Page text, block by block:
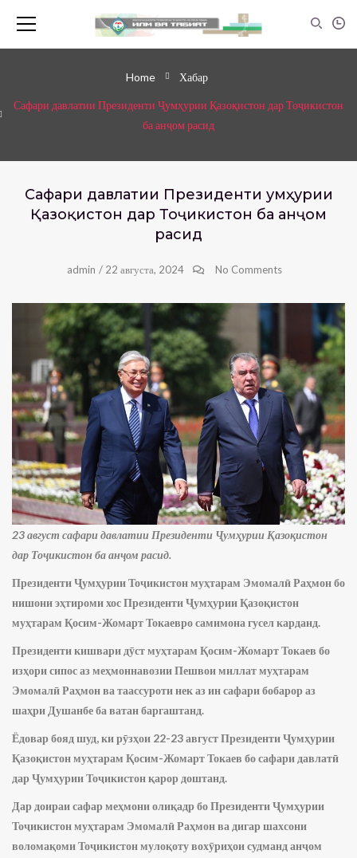
Home Хабар
Сафари давлатии Президенти Ҷумҳурии Қазоқистон дар Тоҷикистон
ба анҷом расид
Сафари давлатии Президенти Ҷумҳурии
Қазоқистон дар Тоҷикистон ба анҷом
расид
admin / 22 августа, 2024 No Comments
23 август сафари давлатии Президенти Ҷумҳурии Қазоқистон
дар Тоҷикистон ба анҷом расид.
Президенти Ҷумҳурии Тоҷикистон муҳтарам Эмомалӣ Раҳмон бо
нишони эҳтироми хос Президенти Ҷумҳурии Қазоқистон
муҳтарам Қосим-Жомарт Токаевро самимона гусел карданд.
Президенти кишвари дӯст муҳтарам Қосим-Жомарт Токаев бо
изҳори сипос аз меҳмоннавозии Пешвои миллат муҳтарам
Эмомалӣ Раҳмон ва таассуроти нек аз ин сафари бобарор аз
шаҳри Душанбе ба ватан баргаштанд.
Ёдовар бояд шуд, ки рӯзҳои 22-23 август Президенти Ҷумҳурии
Қазоқистон муҳтарам Қосим-Жомарт Токаев бо сафари давлатӣ
дар Ҷумҳурии Тоҷикистон қарор доштанд.
Дар доираи сафар меҳмони олиқадр бо Президенти Ҷумҳурии
Тоҷикистон муҳтарам Эмомалӣ Раҳмон ва дигар шахсони
воломақоми Тоҷикистон мулоқоту вохӯриҳои судманд анҷом